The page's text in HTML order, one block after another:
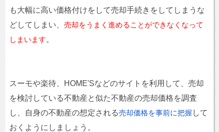
も大幅に高い価格付けをして売却手続きをしてしまうな
どしてしまい、 売却をうまく進めることができなくなって
しまいます。
スーモや楽待、HOME'Sなどのサイトを利用して、売却
を検討している不動産と似た不動産の売却価格を調査
し、自身の不動産の想定される売却価格を事前に把握 して
おくようにしましょう。